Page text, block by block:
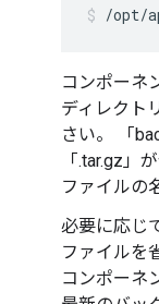
/opt/
コンポーネ
ディレクト
さい。 「
「.tar.gz」
ファイルの
必要に応じ
ファイルを
コンポーネ